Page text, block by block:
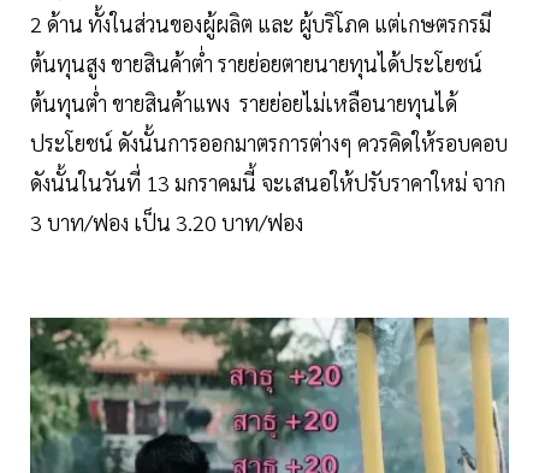
2 ด้าน ทั้งในส่วนของผู้ผลิต และ ผู้บริโภค แต่เกษตรกรมี
ต้นทุนสูง ขายสินค้าต่ำ รายย่อยตายนายทุนได้ประโยชน์
ต้นทุนต่ำ ขายสินค้าแพง รายย่อยไม่เหลือนายทุนได้
ประโยชน์ ดังนั้นการออกมาตรการต่างๆ ควรคิดให้รอบคอบ
ดังนั้นในวันที่ 13 มกราคมนี้ จะเสนอให้ปรับราคาใหม่ จาก
3 บาท/ฟอง เป็น 3.20 บาท/ฟอง